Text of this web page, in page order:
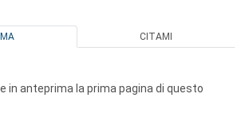
CITAMI
in anteprima la prima pagina di questo